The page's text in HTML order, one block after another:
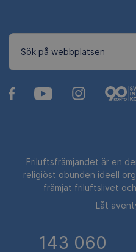
Sök på webbplatsen
Friluftsfrämjandet är en
religiöst obunden ideell
främjat friluftslivet
Låt
143 060